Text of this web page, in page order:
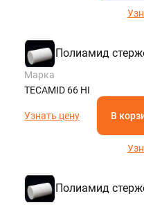
Полиамид
Марка
TECAMID 66 HI
Узнать цену В
Полиамид